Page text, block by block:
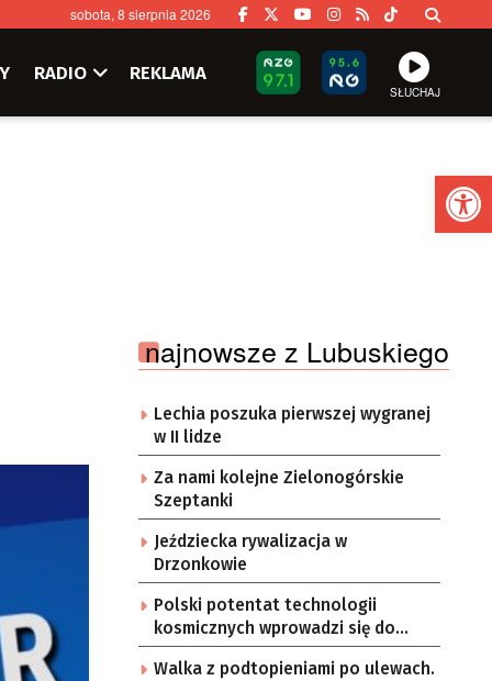
sobota, 8 sierpnia 2026
RADIO REKLAMA
SŁUCHAJ
najnowsze z Lubuskiego
Lechia poszuka pierwszej wygranej
w II lidze
Za nami kolejne Zielonogórskie
Szeptanki
Jeździecka rywalizacja w
Drzonkowie
Polski potentat technologii
kosmicznych wprowadzi się do
Zielonej Góry
Walka z podtopieniami po ulewach.